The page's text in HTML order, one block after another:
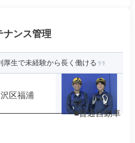
ナンス管理
生で未経験から長く働ける
区福浦
■普通自動車